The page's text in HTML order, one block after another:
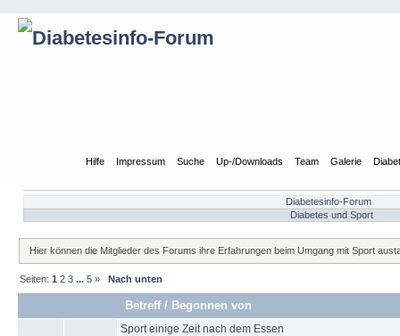
Hilfe Impressum Suche Up-/Downloads Team Galerie
Diabetesinfo-Forum
Diabetes und Sport
Hier können die Mitglieder des Forums ihre Erfahrungen beim Umgang mit Sport
Seiten:1 2 3 ...5 » Nach unten
Betreff/ Begonnen von
Sport einige Zeit nach dem Essen